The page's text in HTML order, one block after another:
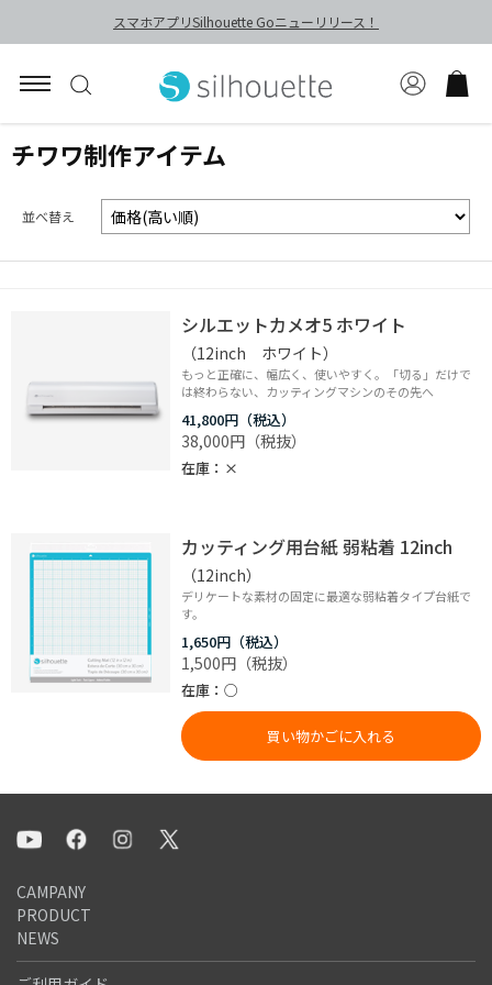
スマホアプリSilhouette Goニューリリース！
チワワ制作アイテム
並べ替え
シルエットカメオ5 ホワイト
（12inch ホワイト）
もっと正確に、幅広く、使いやすく。「切る」だけで
は終わらない、カッティングマシンのその先へ
41,800円
38,000円
在庫 ×
カッティング用台紙 弱粘着 12inch
（12inch）
デリケートな素材の固定に最適な弱粘着タイプ台紙で
す。
1,650円
1,500円
在庫 ○
買い物かごに入れる
CAMPANY
PRODUCT
NEWS